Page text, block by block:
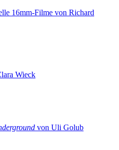
16mm-Filme von Richard
Wieck
von Uli Golub